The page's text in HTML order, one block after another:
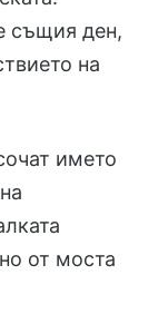
същия ден,
на
името
от моста